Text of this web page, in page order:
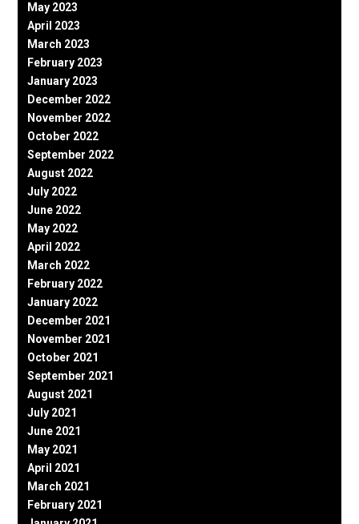
May 2023
April 2023
March 2023
February 2023
January 2023
December 2022
November 2022
October 2022
September 2022
August 2022
July 2022
June 2022
May 2022
April 2022
March 2022
February 2022
January 2022
December 2021
November 2021
October 2021
September 2021
August 2021
July 2021
June 2021
May 2021
April 2021
March 2021
February 2021